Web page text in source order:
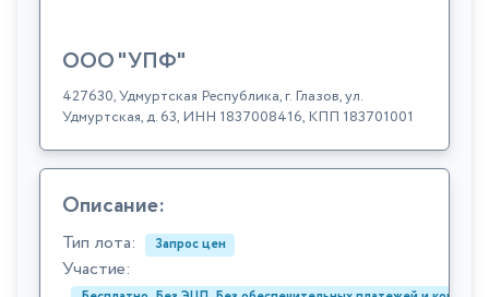
ООО "УПФ"
427630, Удмуртская Республика, г. Глазов, ул.
Удмуртская, д. 63, ИНН 1837008416, КПП 183701001
Описание:
Тип лота: Запрос цен
Участие: